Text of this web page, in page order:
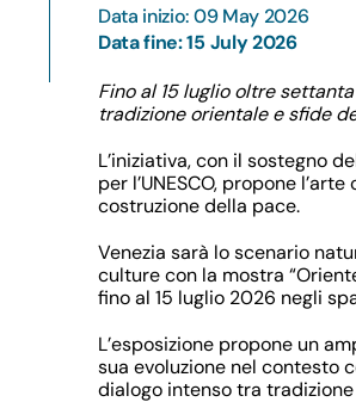
Data inizio: 09 May 2026
Data fine: 15 July 2026
Fino al 15 lugliooltre settanta
tradizione orientale e sfide
L’iniziativa, con il sostegno
per l’UNESCO, propone
costruzione della pace.
Venezia sarà lo scenario
culture con la mostra
finoal 15 luglio 2026 negli
L’esposizione propone un
sua evoluzione nel contesto
dialogo intenso tra